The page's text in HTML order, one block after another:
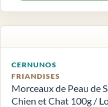
CERNUNOS
FRIANDISES
Morceaux de Peau de
Chien et Chat 100g /